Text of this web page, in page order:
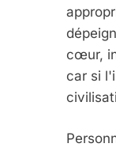
cœur,
car si